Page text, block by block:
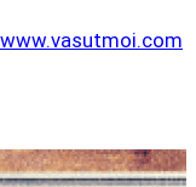
www.vasutmoi.com